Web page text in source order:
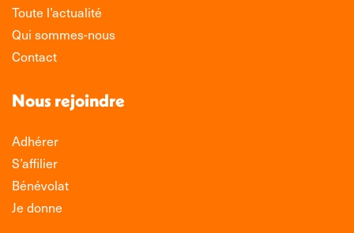
Toute l’actualité
Qui sommes-nous
Contact
Nous rejoindre
Adhérer
S’affilier
Bénévolat
Je donne